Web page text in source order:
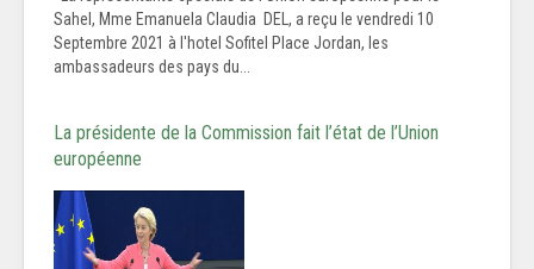
Sahel, Mme Emanuela Claudia DEL, a reçu le vendredi 10
Septembre 2021 à l'hotel Sofitel Place Jordan, les
ambassadeurs des pays du...
La présidente de la Commission fait l’état de l’Union
européenne